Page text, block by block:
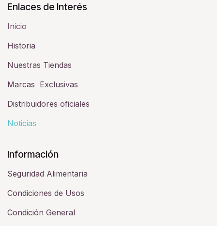
Enlaces de Interés
Inicio
Historia​
Nuestras Tiendas
Marcas Exclusivas
Distribuidores oficiales
Noticias
Información
Seguridad Alimentaria
Condiciones de Usos
Condición General